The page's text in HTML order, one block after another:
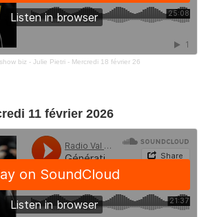
biz - Julie Pietri - Mercredi 18 février 26
11 février 2026